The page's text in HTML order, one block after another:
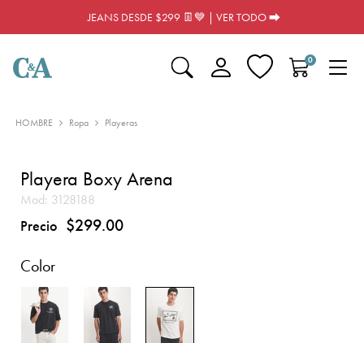
JEANS DESDE $299 👖💙 | VER TODO ⮕
0
HOMBRE Ropa Playeras
Playera Boxy Arena
Mod: 3128188
Precio $299.00
Color